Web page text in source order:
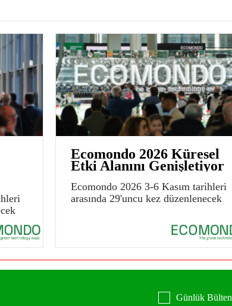
Ecomondo 2026 Küresel
Etki Alanını Genişletiyor
Ecomondo 2026 3-6 Kasım tarihleri
arasında 29'uncu kez düzenlenecek
Günlük Bülten